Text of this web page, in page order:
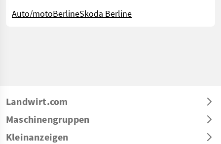
Auto/motoBerlineSkoda Berline
Landwirt.com
Maschinengruppen
Kleinanzeigen